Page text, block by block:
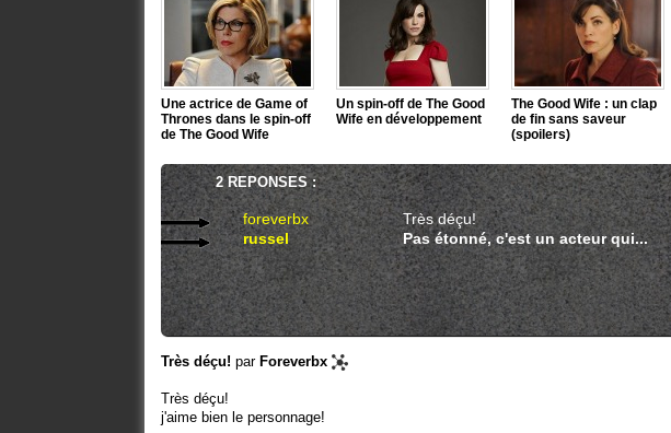
Une actrice de Game of
Thrones dans le spin-off
de The Good Wife
Un spin-off de The Good
Wife en développement
The Good Wife : un clap
de fin sans saveur
(spoilers)
2 REPONSES :
foreverbx
Très déçu!
russel
Pas étonné, c'est un acteur qui...
Très déçu! par Foreverbx
Très déçu!
j'aime bien le personnage!